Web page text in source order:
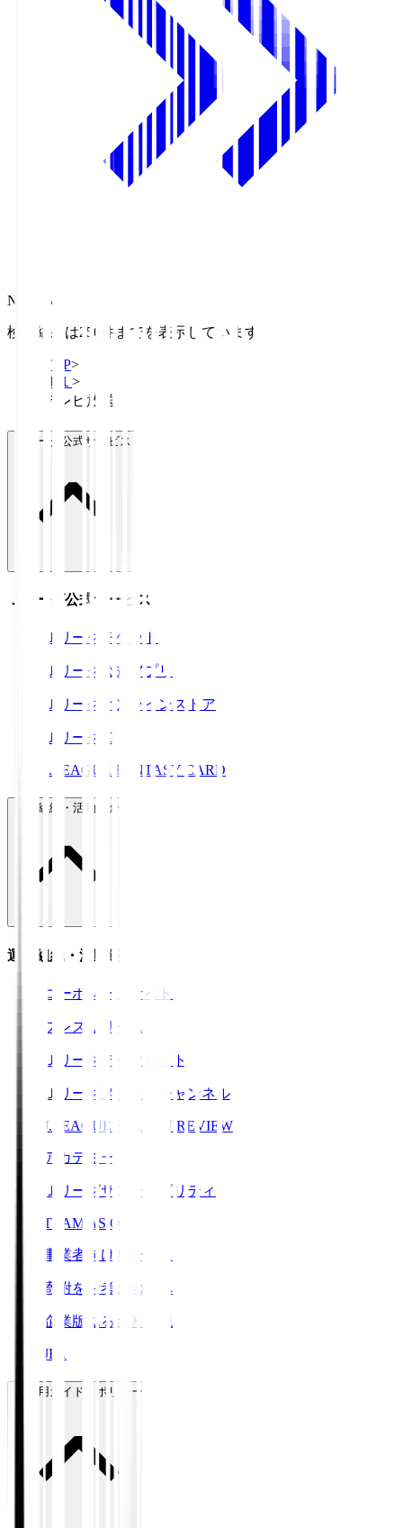
NHK BS
検索結果は250件までを表示しています
TOP>
Ｊ１ >
テレビ放送
Ｊリーグ公式サービス
Ｊリーグ公式サービス
Ｊリーグチケット
Ｊリーグ公式アプリ
Ｊリーグオンラインストア
ＪリーグID
J.LEAGUE FANTASY CARD
運営組織・活動紹介
運営組織・活動紹介
コーポレートサイト
プレスリリース
Ｊリーグデータサイト
Ｊリーグメディアチャンネル
J.LEAGUE SEASON REVIEW
アカデミー
Ｊリーグサステナビリティ
TEAM AS ONE
事業者向けサービス
寄附をお考えの方へ
企業版ふるさと納税
JFA
ご利用ガイド・ポリシー